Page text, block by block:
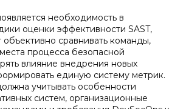
необходимость в
оценки эффективности SAST,
объективно сравнивать команды,
процесса безопасной
влияние внедрения новых
единую систему метрик.
учитывать особенности
систем, организационные